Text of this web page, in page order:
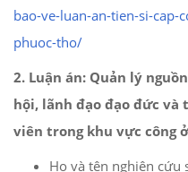
bao-ve-luan-an-tien-si-cap-
phuoc-tho/
2. Luận án: Quản lý
hội, lãnh đạo đạo đức và
viên trong khu vực công
Họ và tên nghiên cứu